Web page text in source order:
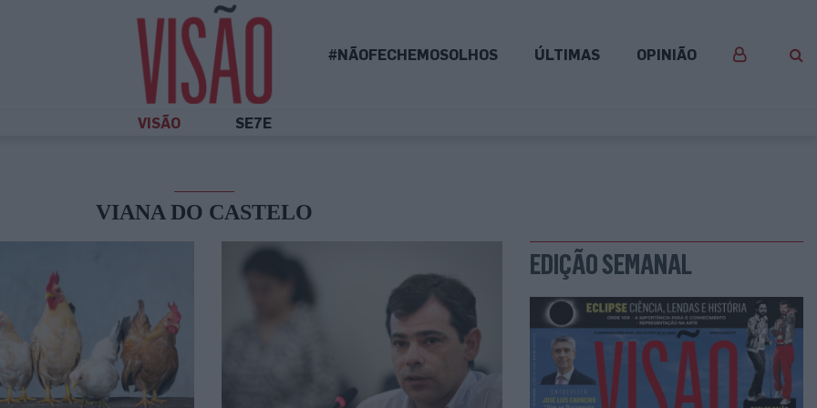
#NÃOFECHEMOSOLHOS ÚLTIMAS OPINIÃO
VISÃO SE7E
VIANA DO CASTELO
EDIÇÃO SEMANAL